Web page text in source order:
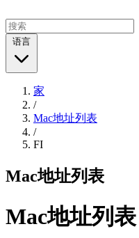
语言
家
/
Mac地址列表
/
FI
Mac地址列表
Mac地址列表